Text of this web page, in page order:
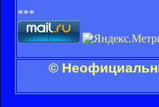
***
©